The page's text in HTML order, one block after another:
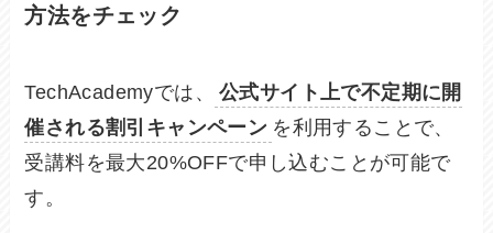
方法をチェック
TechAcademyでは、
公式サイト上で不定期に開
催される割引キャンペーン を利用することで、
受講料を最大20%OFFで申し込むことが可能で
す。